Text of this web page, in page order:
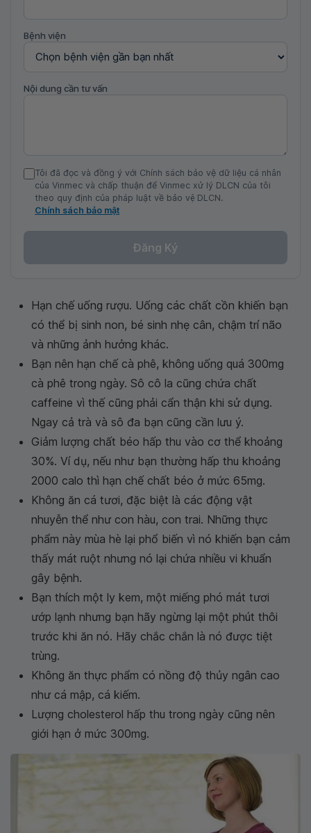
Bệnh viện
Nội dung cần tư vấn
Tôi đã đọc và đồng ý với Chính sách bảo vệ dữ liệu cá nhân
của Vinmec và chấp thuận để Vinmec xử lý DLCN của tôi
theo quy định của pháp luật về bảo vệ DLCN.
Chính sách bảo mật
Đăng Ký
Hạn chế uống rượu. Uống các chất cồn khiến bạn
có thể bị sinh non, bé sinh nhẹ cân, chậm trí não
và những ảnh hưởng khác.
Bạn nên hạn chế cà phê, không uống quá 300mg
cà phê trong ngày. Sô cô la cũng chứa chất
caffeine vì thế cũng phải cẩn thận khi sử dụng.
Ngay cả trà và sô đa bạn cũng cần lưu ý.
Giảm lượng chất béo hấp thu vào cơ thể khoảng
30%. Ví dụ, nếu như bạn thường hấp thu khoảng
2000 calo thì hạn chế chất béo ở mức 65mg.
Không ăn cá tươi, đặc biệt là các động vật
nhuyễn thể như con hàu, con trai. Những thực
phẩm này mùa hè lại phổ biến vì nó khiến bạn cảm
thấy mát ruột nhưng nó lại chứa nhiều vi khuẩn
gây bệnh.
Bạn thích một ly kem, một miếng phó mát tươi
ướp lạnh nhưng bạn hãy ngừng lại một phút thôi
trước khi ăn nó. Hãy chắc chắn là nó được tiệt
trùng.
Không ăn thực phẩm có nồng độ thủy ngân cao
như cá mập, cá kiếm.
Lượng cholesterol hấp thu trong ngày cũng nên
giới hạn ở mức 300mg.